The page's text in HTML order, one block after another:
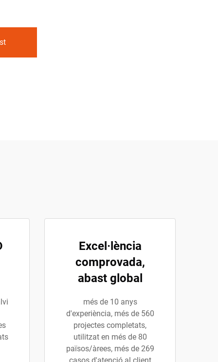
Excel·lència
comprovada,
abast global
més de 10 anys
d'experiència, més de 560
projectes completats,
utilitzat en més de 80
països/àrees, més de 269